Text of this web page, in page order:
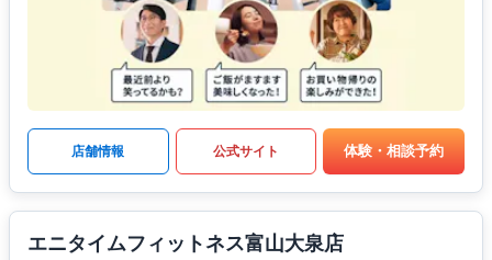
店舗情報 公式サイト 体験・相談予約
エニタイムフィットネス富山大泉店